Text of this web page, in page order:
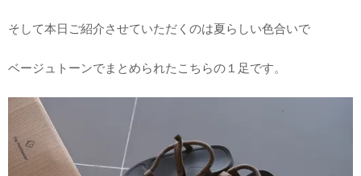
そして本日ご紹介させていただくのは夏らしい色合いで
ベージュトーンでまとめられたこちらの１足です。